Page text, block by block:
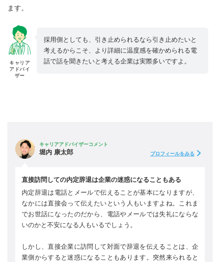
ます。
キャリア
アドバイ
ザー
採用側としても、引き止められるなら引き止めたいと
考えるからこそ、より詳細に温度感を確かめられる電
話で話を聞きたいと考える企業は実際多いですよ。
キャリアアドバイザーコメント
堀内 康太郎 プロフィールをみる
直接訪問しての内定辞退は企業の迷惑になることもある
内定辞退は電話とメールで伝えることが基本になりますが、
なかには直接会って伝えたいという人もいますよね。これま
でお世話になったのだから、電話やメールでは失礼にならな
いのかと不安になる人もいるでしょう。
しかし、直接企業に訪問して対面で辞退を伝えることは、企
業側からすると迷惑になることもあります。突然来られると